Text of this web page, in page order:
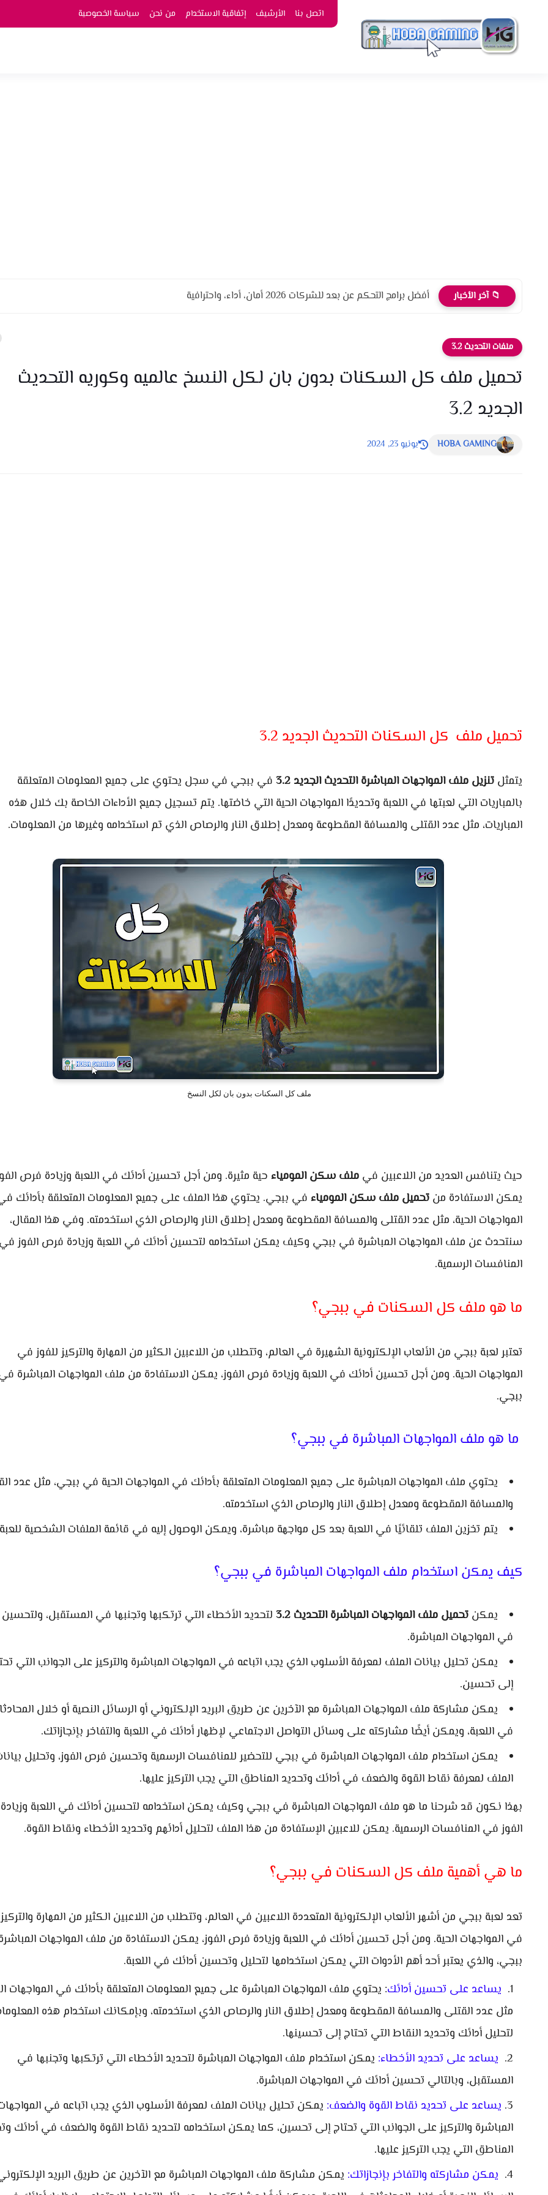
اتصل بنا الأرشيف إتفاقية الاستخدام من نحن سياسة الخصوصية
📁 آخر الأخبار أفضل برامج التحكم عن بعد للشركات 2026 أمان، أداء، واحترافية
ملفات التحديث 3.2
تحميل ملف كل السكنات بدون بان لكل النسخ عالميه وكوريه التحديث
الجديد 3.2
HOBA GAMING يونيو 23, 2024
تحميل ملف كل السكنات التحديث الجديد 3.2
يتمثل تنزيل ملف المواجهات المباشرة التحديث الجديد 3.2
في ببجي في سجل يحتوي على جميع المعلومات المتعلقة
بالمباريات التي لعبتها في اللعبة وتحديدًا المواجهات الحية التي خاضتها. يتم تسجيل جميع الأداءات الخاصة بك خلال هذه
المباريات، مثل عدد القتلى والمسافة المقطوعة ومعدل إطلاق النار والرصاص الذي تم استخدامه وغيرها من المعلومات.
ملف كل السكنات بدون بان لكل النسخ
حيث يتنافس العديد من اللاعبين في ملف سكن المومياء حية مثيرة. ومن أجل تحسين أدائك في اللعبة وزيادة فرص
يمكن الاستفادة من تحميل ملف سكن المومياء في ببجي. يحتوي هذا الملف على جميع المعلومات المتعلقة بأدائك
المواجهات الحية، مثل عدد القتلى والمسافة المقطوعة ومعدل إطلاق النار والرصاص الذي استخدمته. وفي هذا المقال،
سنتحدث عن ملف المواجهات المباشرة في ببجي وكيف يمكن استخدامه لتحسين أدائك في اللعبة وزيادة فرص الفوز
المنافسات الرسمية.
ما هو ملف كل السكنات في ببجي؟
تعتبر لعبة ببجي من الألعاب الإلكترونية الشهيرة في العالم، وتتطلب من اللاعبين الكثير من المهارة والتركيز للفوز في
المواجهات الحية. ومن أجل تحسين أدائك في اللعبة وزيادة فرص الفوز، يمكن الاستفادة من ملف المواجهات المباشرة
ببجي.
ما هو ملف المواجهات المباشرة في ببجي؟
يحتوي ملف المواجهات المباشرة على جميع المعلومات المتعلقة بأدائك في المواجهات الحية في ببجي، مثل عدد
والمسافة المقطوعة ومعدل إطلاق النار والرصاص الذي استخدمته.
يتم تخزين الملف تلقائيًا في اللعبة بعد كل مواجهة مباشرة، ويمكن الوصول إليه في قائمة الملفات الشخصية
كيف يمكن استخدام ملف المواجهات المباشرة في ببجي؟
يمكن تحميل ملف المواجهات المباشرة التحديث 3.2
لتحديد الأخطاء التي ترتكبها وتجنبها في المستقبل،
في المواجهات المباشرة.
يمكن تحليل بيانات الملف لمعرفة الأسلوب الذي يجب اتباعه في المواجهات المباشرة والتركيز على الجوانب التي
إلى تحسين.
يمكن مشاركة ملف المواجهات المباشرة مع الآخرين عن طريق البريد الإلكتروني أو الرسائل النصية أو خلال
في اللعبة، ويمكن أيضًا مشاركته على وسائل التواصل الاجتماعي لإظهار أدائك في اللعبة والتفاخر بإنجازاتك.
يمكن استخدام ملف المواجهات المباشرة في ببجي للتحضير للمنافسات الرسمية وتحسين فرص الفوز، وتحليل
الملف لمعرفة نقاط القوة والضعف في أدائك وتحديد المناطق التي يجب التركيز عليها.
بهذا نكون قد شرحنا ما هو ملف المواجهات المباشرة في ببجي وكيف يمكن استخدامه لتحسين أدائك في اللعبة
الفوز في المنافسات الرسمية. يمكن للاعبين الإستفادة من هذا الملف لتحليل أدائهم وتحديد الأخطاء ونقاط القوة.
ما هي أهمية ملف كل السكنات في ببجي؟
تعد لعبة ببجي من أشهر الألعاب الإلكترونية المتعددة اللاعبين في العالم، وتتطلب من اللاعبين الكثير من المهارة
في المواجهات الحية. ومن أجل تحسين أدائك في اللعبة وزيادة فرص الفوز، يمكن الاستفادة من ملف المواجهات
ببجي، والذي يعتبر أحد أهم الأدوات التي يمكن استخدامها لتحليل وتحسين أدائك في اللعبة.
يساعد على تحسين أدائك: يحتوي ملف المواجهات المباشرة على جميع المعلومات المتعلقة بأدائك في المواجهات
مثل عدد القتلى والمسافة المقطوعة ومعدل إطلاق النار والرصاص الذي استخدمته، وبإمكانك استخدام هذه
لتحليل أدائك وتحديد النقاط التي تحتاج إلى تحسينها.
يساعد على تحديد الأخطاء: يمكن استخدام ملف المواجهات المباشرة لتحديد الأخطاء التي ترتكبها وتجنبها في
المستقبل، وبالتالي تحسين أدائك في المواجهات المباشرة.
يساعد على تحديد نقاط القوة والضعف: يمكن تحليل بيانات الملف لمعرفة الأسلوب الذي يجب اتباعه في
المباشرة والتركيز على الجوانب التي تحتاج إلى تحسين، كما يمكن استخدامه لتحديد نقاط القوة والضعف في أدائك
المناطق التي يجب التركيز عليها.
يمكن مشاركته والتفاخر بإنجازاتك: يمكن مشاركة ملف المواجهات المباشرة مع الآخرين عن طريق البريد